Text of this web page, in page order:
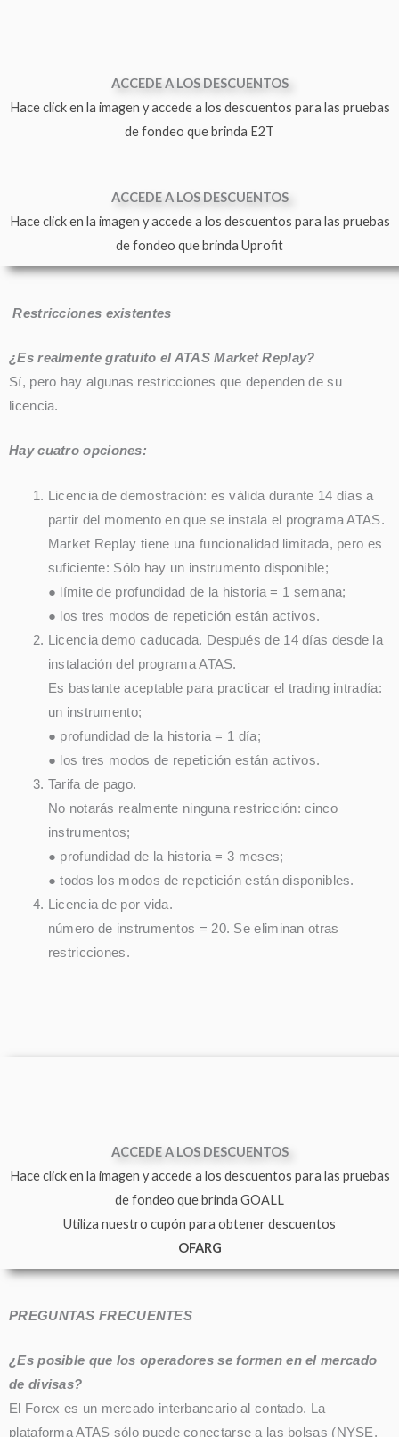
ACCEDE A LOS DESCUENTOS
Hace click en la imagen y accede a los descuentos para las pruebas
de fondeo que brinda E2T
ACCEDE A LOS DESCUENTOS
Hace click en la imagen y accede a los descuentos para las pruebas
de fondeo que brinda Uprofit
Restricciones existentes
¿Es realmente gratuito el ATAS Market Replay?
Sí, pero hay algunas restricciones que dependen de su
licencia.
Hay cuatro opciones:
Licencia de demostración: es válida durante 14 días a
partir del momento en que se instala el programa ATAS.
Market Replay tiene una funcionalidad limitada, pero es
suficiente: Sólo hay un instrumento disponible;
● límite de profundidad de la historia = 1 semana;
● los tres modos de repetición están activos.
Licencia demo caducada. Después de 14 días desde la
instalación del programa ATAS.
Es bastante aceptable para practicar el trading intradía:
un instrumento;
● profundidad de la historia = 1 día;
● los tres modos de repetición están activos.
Tarifa de pago.
No notarás realmente ninguna restricción: cinco
instrumentos;
● profundidad de la historia = 3 meses;
● todos los modos de repetición están disponibles.
Licencia de por vida.
número de instrumentos = 20. Se eliminan otras
restricciones.
ACCEDE A LOS DESCUENTOS
Hace click en la imagen y accede a los descuentos para las pruebas
de fondeo que brinda GOALL
Utiliza nuestro cupón para obtener descuentos
OFARG
PREGUNTAS FRECUENTES
¿Es posible que los operadores se formen en el mercado
de divisas?
El Forex es un mercado interbancario al contado. La
plataforma ATAS sólo puede conectarse a las bolsas (NYSE,